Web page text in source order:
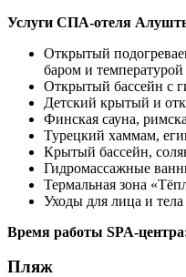
Услуги СПА-отеля
Открытый
баром и
Открытый бассейн с
Детский крытый и
Финская сауна,
Турецкий хаммам,
Крытый бассейн,
Гидромассажные
Термальная зона
Уходы для лица и тела
Время работы SPA-
Пляж